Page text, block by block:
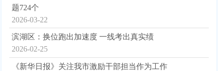
2026-03-22
题724个
2026-02-25
滨湖区：换位跑出加速度 一线考出真实绩
《新华日报》关注我市激励干部担当作为工作